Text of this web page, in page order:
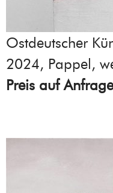
Ostdeutscher
2024, Pappel,
Preis auf Anfrage